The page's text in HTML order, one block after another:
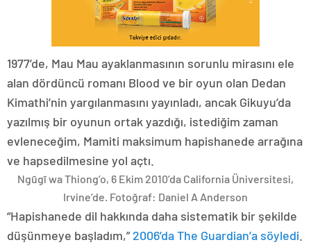
1977’de, Mau Mau ayaklanmasının sorunlu mirasını ele
alan dördüncü romanı Blood ve bir oyun olan Dedan
Kimathi’nin yargılanmasını yayınladı, ancak Gikuyu’da
yazılmış bir oyunun ortak yazdığı, istediğim zaman
evleneceğim, Mamiti maksimum hapishanede arrağına
ve hapsedilmesine yol açtı.
Ngũgĩ wa Thiong’o, 6 Ekim 2010’da California Üniversitesi,
Irvine’de. Fotoğraf: Daniel A Anderson
“Hapishanede dil hakkında daha sistematik bir şekilde
düşünmeye başladım,”2006’da The Guardian’a söyledi